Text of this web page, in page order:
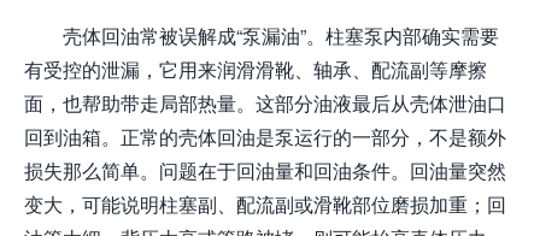
壳体回油常被误解成“泵漏油”。柱塞泵内部确实需要
有受控的泄漏，它用来润滑滑靴、轴承、配流副等摩擦
面，也帮助带走局部热量。这部分油液最后从壳体泄油口
回到油箱。正常的壳体回油是泵运行的一部分，不是额外
损失那么简单。问题在于回油量和回油条件。回油量突然
变大，可能说明柱塞副、配流副或滑靴部位磨损加重；回